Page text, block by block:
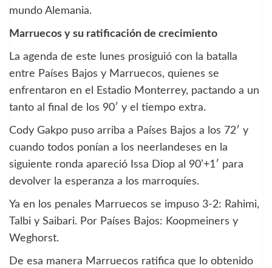
mundo Alemania.
Marruecos y su ratificación de crecimiento
La agenda de este lunes prosiguió con la batalla
entre Países Bajos y Marruecos, quienes se
enfrentaron en el Estadio Monterrey, pactando a un
tanto al final de los 90′ y el tiempo extra.
Cody Gakpo puso arriba a Países Bajos a los 72′ y
cuando todos ponían a los neerlandeses en la
siguiente ronda apareció Issa Diop al 90’+1′ para
devolver la esperanza a los marroquíes.
Ya en los penales Marruecos se impuso 3-2: Rahimi,
Talbi y Saibari. Por Países Bajos: Koopmeiners y
Weghorst.
De esa manera Marruecos ratifica que lo obtenido